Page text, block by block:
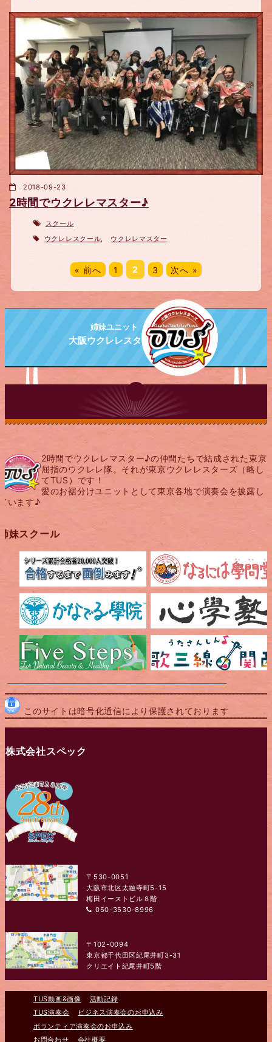
2018-09-23
2時間でウクレレマスター♪
スクール
ウクレレスクール
ウクレレマスター
« 前へ 1 2 3 次へ »
姉妹ユニット
大阪ウクレレスターズ
PAGE TOP
2時間でウクレレマスター♪の仲間たちで結成された東京
屈指のウクレレ隊。それが東京ウクレレスターズ（略し
てTUS）です！
愛のお裾分けユニットとして東京各地で演奏会を披露し
います♪
妹スクール
このサイトは暗号化通信により保護されております
株式会社スペック
〒530-0051
大阪市北区太融寺町5-15
梅田イーストビル８階
050-3530-8996
〒102-0094
東京都千代田区紀尾井町3-31
クリエイト紀尾井町5階
TUS動画&画像
活動記録
TUS演奏会
ビジネス演奏会のお申込み
ボランティア演奏会のお申込み
お問合わせ
会社概要